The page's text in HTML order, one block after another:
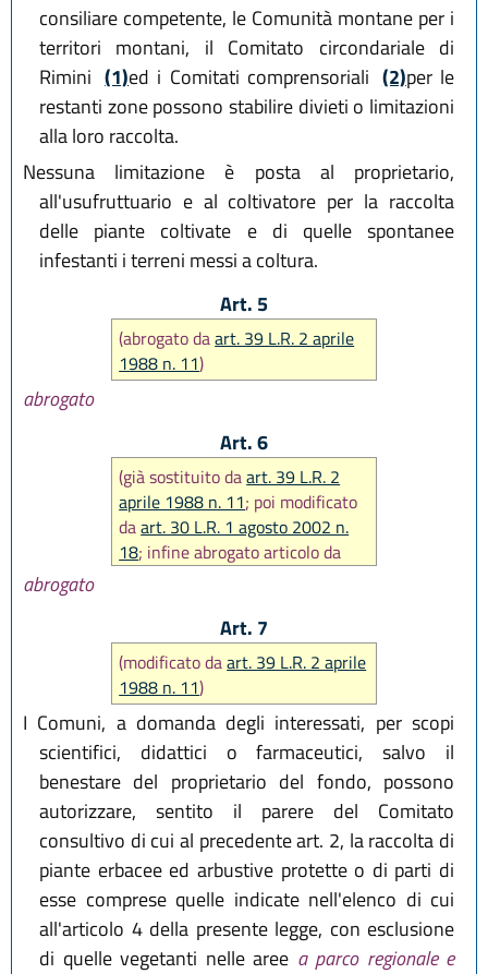
consiliare competente, le Comunità montane per i
territori montani, il Comitato circondariale di
Rimini (1)ed i Comitati comprensoriali (2)per le
restanti zone possono stabilire divieti o limitazioni
alla loro raccolta.
Nessuna limitazione è posta al proprietario,
all'usufruttuario e al coltivatore per la raccolta
delle piante coltivate e di quelle spontanee
infestanti i terreni messi a coltura.
Art. 5
(abrogato daart. 39 L.R. 2 aprile
1988 n. 11)
abrogato
Art. 6
(già sostituito daart. 39 L.R. 2
aprile 1988 n. 11; poi modificato
daart. 30 L.R. 1 agosto 2002 n.
18; infine abrogato articolo da
abrogato
Art. 7
(modificato daart. 39 L.R. 2 aprile
1988 n. 11)
I Comuni, a domanda degli interessati, per scopi
scientifici, didattici o farmaceutici, salvo il
benestare del proprietario del fondo, possono
autorizzare, sentito il parere del Comitato
consultivo di cui al precedente art. 2, la raccolta di
piante erbacee ed arbustive protette o di parti di
esse comprese quelle indicate nell'elenco di cui
all'articolo 4 della presente legge, con esclusione
di quelle vegetanti nelle aree a parco regionale e